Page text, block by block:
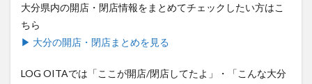
大分県内の開店・閉店情報をまとめてチェックしたい方はこ
ちら
▶ 大分の開店・閉店まとめを見る
LOG OITAでは「ここが開店/閉店してたよ」・「こんな大分